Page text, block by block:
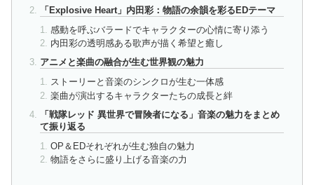
「Explosive Heart」内田彩：物語の余韻を彩るEDテーマ
感動を呼ぶバラードでキャラクターの心情に寄り添う
内田彩の透明感ある歌声が描く希望と癒し
アニメと楽曲の融合が生む世界観の魅力
ストーリーと音楽のシンクロが生む一体感
楽曲が演出するキャラクターたちの成長と絆
「戦隊レッド 異世界で冒険者になる」音楽の魅力をまとめ
て振り返る
OP＆EDそれぞれが生む独自の魅力
物語をさらに盛り上げる音楽の力